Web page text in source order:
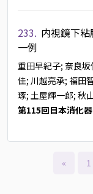
233. 内視鏡下
一例
重田早紀子; 奈良坂
佳; 川越亮承; 福田
琢; 土屋輝一郎; 秋
第115回日本消化
« 1